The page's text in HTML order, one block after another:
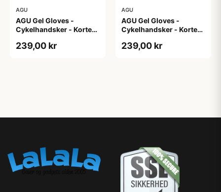
AGU
AGU Gel Gloves -
Cykelhandsker - Korte
239,00 kr
AGU
AGU Gel Gloves -
Cykelhandsker - Korte
239,00 kr